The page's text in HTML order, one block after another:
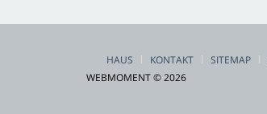
HAUS KONTAKT SITEMAP
WEBMOMENT © 2026